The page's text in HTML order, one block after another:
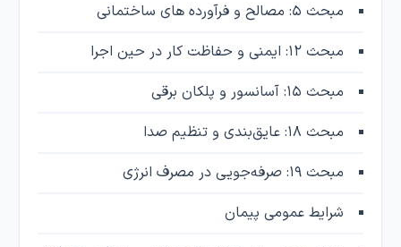
مبحث ۵: مصالح و فرآورده های ساختمانی
مبحث ۱۲: ایمنی و حفاظت کار در حین اجرا
مبحث ۱۵: آسانسور و پلکان برقی
مبحث ۱۸: عایق‌بندی و تنظیم صدا
مبحث ۱۹: صرفه‌جویی در مصرف انرژی
شرایط عمومی پیمان